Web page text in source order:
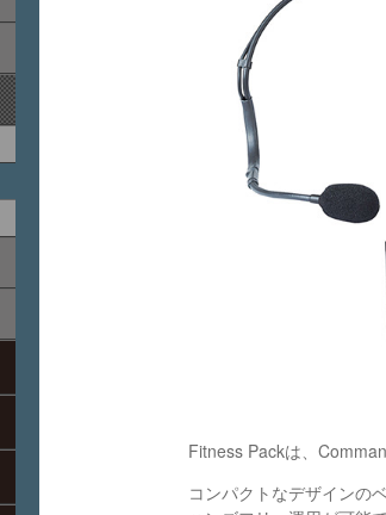
Fitness Packは、
コンパクトなデザインの